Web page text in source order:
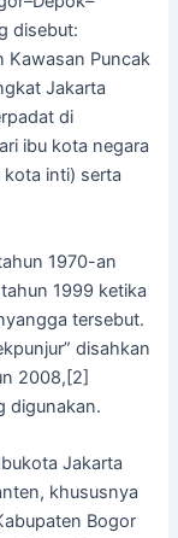
disebut:
Kawasan Puncak
Jakarta
di
ibu kota negara
kota inti) serta
1970-an
1999 ketika
tersebut.
disahkan
2008,[2]
digunakan.
Jakarta
khususnya
Bogor